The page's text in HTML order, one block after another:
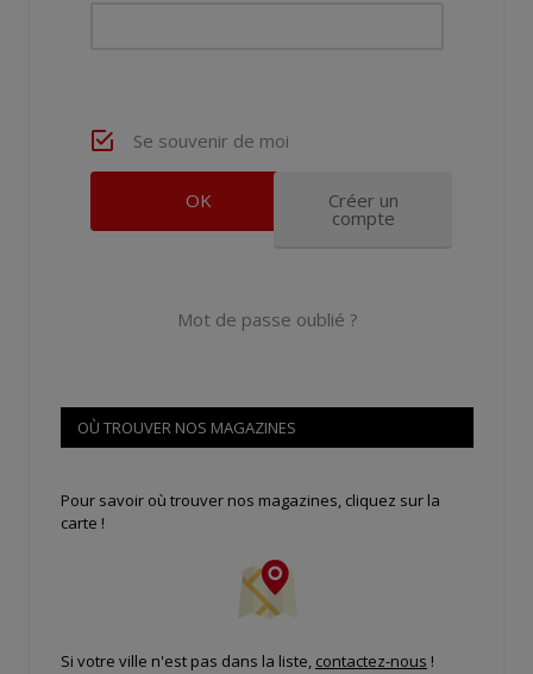
Se souvenir de moi
Créer un
compte
Mot de passe oublié ?
OÙ TROUVER NOS MAGAZINES
Pour savoir où trouver nos magazines, cliquez sur la
carte !
Si votre ville n'est pas dans la liste, contactez-nous !